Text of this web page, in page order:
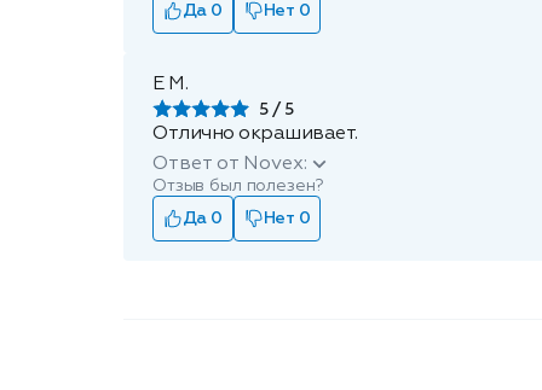
Да 0
Нет 0
Е М.
5
Отлично окрашивает.
Ответ от Novex:
Отзыв был полезен?
Да 0
Нет 0